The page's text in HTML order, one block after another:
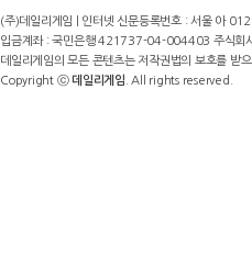
(주)데일리게임 | 인터넷 신문등록번호 : 서울 아
입금계좌 : 국민은행 421737-04-004403 주식회
데일리게임의 모든 콘텐츠는 저작권법의 보호를 받
Copyright ⓒ데일리게임 . All rights reserved.